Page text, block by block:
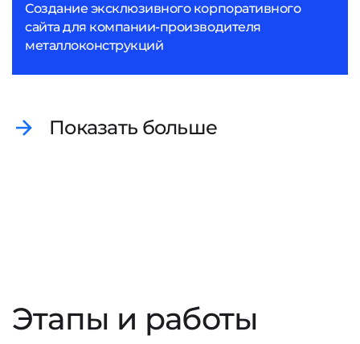
Создание эксклюзивного корпоративного
сайта для компании-производителя
металлоконструкций
Показать больше
Этапы и работы